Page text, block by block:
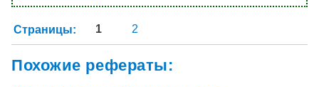
Страницы: 1 2
Похожие рефераты: